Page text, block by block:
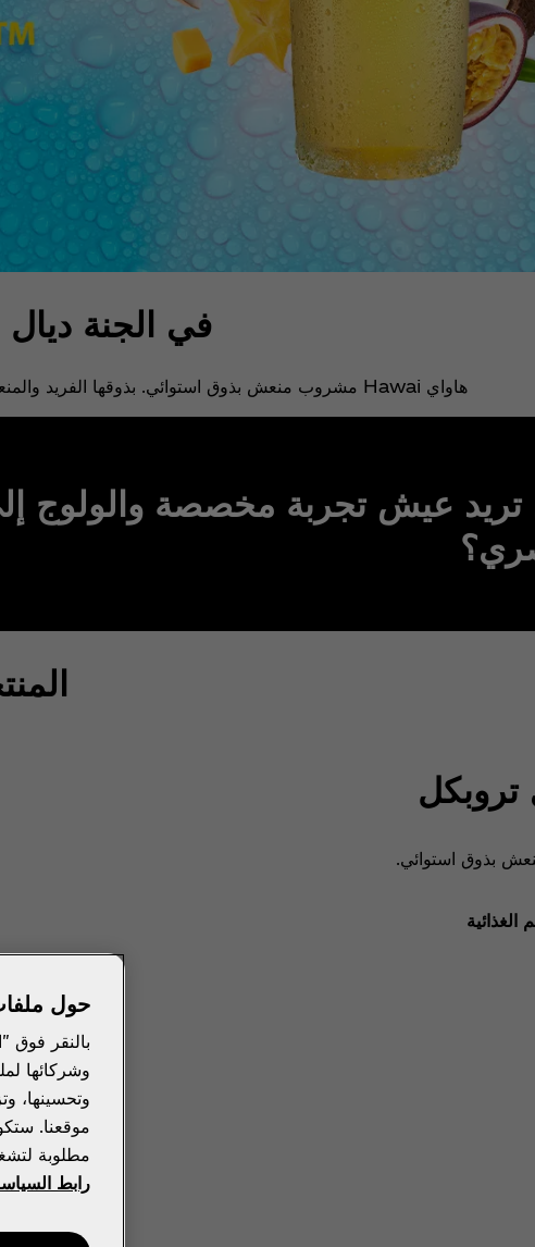
في الجنة ديال
هاواي Hawai مشروب منعش بذوق استوائي. بذوقها الفريد والمنعش، كتديك هاواي في رحلة حسية إلى الجنة ذات النكهات الغريبة.
عيش تجربة مخصصة والولوج
تروبكل
بذوق استوائي.
حول
وشركائها
وتحسينها،
موقعنا.
مطلوبة
رابط